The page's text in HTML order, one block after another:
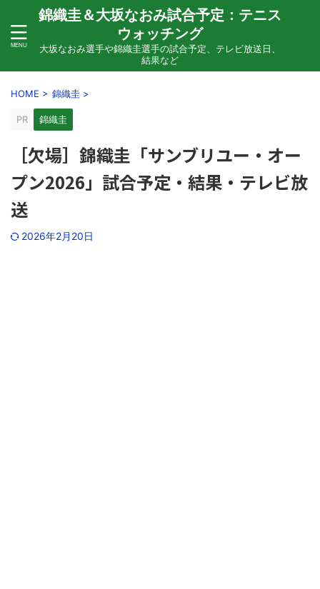
錦織圭＆大坂なおみ試合予定：テニス
ウォッチング
大坂なおみ選手や錦織圭選手の試合予定、テレビ放送日、
結果など
HOME > 錦織圭 >
PR 錦織圭
［欠場］錦織圭「サンブリユー・オー
プン2026」試合予定・結果・テレビ放
送
2026年2月20日